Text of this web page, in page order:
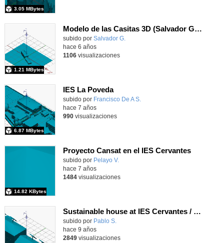
3.05 MBytes
Modelo de las Casitas 3D (Salvador Gámez Murillo 4ºB)
subido por Salvador G.
1.21 MBytes
hace 6 años
1106visualizaciones
IES La Poveda
subido por Francisco De A S.
6.87 MBytes
hace 7 años
990visualizaciones
Proyecto Cansat en el IES Cervantes
subido por Pelayo V.
14.82 KBytes
hace 7 años
1484visualizaciones
Sustainable house at IES Cervantes / Casa sostenible en el IES Cervantes
subido por Pablo S.
hace 9 años
2849visualizaciones